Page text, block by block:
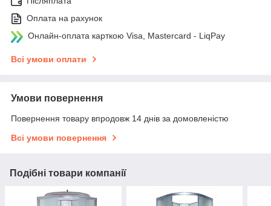
Оплата на рахунок
Онлайн-оплата карткою Visa, Mastercard - LiqPay
Всі умови оплати
Умови повернення
Повернення товару впродовж 14 днів за домовленістю
Всі умови повернення
Подібні товари компанії